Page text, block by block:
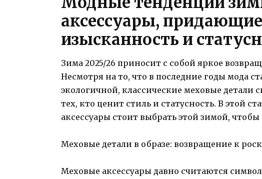
аксессуары,
изысканность и
Зима 2025/26 приносит с собой яркое
Несмотря на то, что в последние годы мода
экологичной, классические меховые детали
тех, кто ценит стиль и статусность. В этой
аксессуары стоит выбрать этой зимой,
Меховые детали в образе: возвращение к
Меховые аксессуары давно считаются